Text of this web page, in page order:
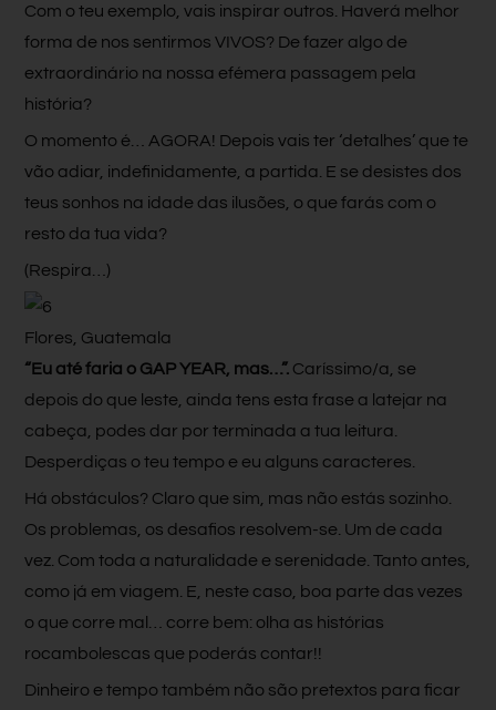
Com o teu exemplo, vais inspirar outros. Haverá melhor
forma de nos sentirmos VIVOS? De fazer algo de
extraordinário na nossa efémera passagem pela
história?
O momento é… AGORA! Depois vais ter ‘detalhes’ que te
vão adiar, indefinidamente, a partida. E se desistes dos
teus sonhos na idade das ilusões, o que farás com o
resto da tua vida?
(Respira…)
Flores, Guatemala
“Eu até faria o GAP YEAR, mas…”. Caríssimo/a, se
depois do que leste, ainda tens esta frase a latejar na
cabeça, podes dar por terminada a tua leitura.
Desperdiças o teu tempo e eu alguns caracteres.
Há obstáculos? Claro que sim, mas não estás sozinho.
Os problemas, os desafios resolvem-se. Um de cada
vez. Com toda a naturalidade e serenidade. Tanto antes,
como já em viagem. E, neste caso, boa parte das vezes
o que corre mal… corre bem: olha as histórias
rocambolescas que poderás contar!!
Dinheiro e tempo também não são pretextos para ficar